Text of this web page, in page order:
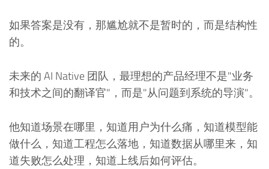
如果答案是没有，那尴尬就不是暂时的，而是结构性
的。
未来的 AI Native 团队，最理想的产品经理不是"业务
和技术之间的翻译官"，而是"从问题到系统的导演"。
他知道场景在哪里，知道用户为什么痛，知道模型能
做什么，知道工程怎么落地，知道数据从哪里来，知
道失败怎么处理，知道上线后如何评估。